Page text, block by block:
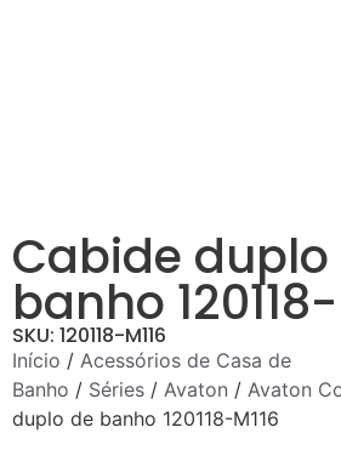
Cabide duplo
banho 120118-
SKU: 120118-M116
Início / Acessórios de Casa de
Banho / Séries / Avaton / Avaton
duplo de banho 120118-M116